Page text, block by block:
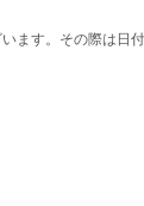
ます。その際は日